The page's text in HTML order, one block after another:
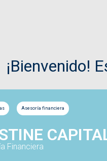
¡Bienvenido!
Asesoría financiera
Financiera